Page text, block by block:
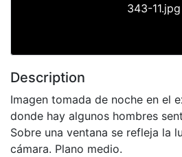
343-11.jpg
Description
Imagen tomada de noche en el
donde hay algunos hombres
Sobre una ventana se refleja la
cámara. Plano medio.